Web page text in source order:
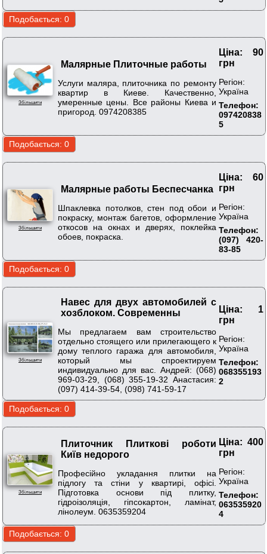
Збільшити
Малярные Плиточные работы
Услуги маляра, плиточника по ремонту
квартир в Киеве. Качественно,
умеренные цены. Все районы Киева и
пригород. 0974208385
Ціна: 90
грн
Регіон:
Україна
Телефон:
097420838
5
Збільшити
Малярные работы Беспесчанка
Шпаклевка потолков, стен под обои и
покраску, монтаж багетов, оформление
откосов на окнах и дверях, поклейка
обоев, покраска.
Ціна: 60
грн
Регіон:
Україна
Телефон:
(097) 420-
83-85
Збільшити
Навес для двух автомобилей с
хозблоком. Современны
Мы предлагаем вам строительство
отдельно стоящего или прилегающего к
дому теплого гаража для автомобиля,
который мы спроектируем
индивидуально для вас. Андрей: (068)
969-03-29, (068) 355-19-32 Анастасия:
(097) 414-39-54, (098) 741-59-17
Ціна: 1
грн
Регіон:
Україна
Телефон:
068355193
2
Збільшити
Плиточник Плиткові роботи
Київ недорого
Професійно укладання плитки на
підлогу та стіни у квартирі, офісі.
Підготовка основи під плитку,
гідроізоляція, гіпсокартон, ламінат,
лінолеум. 0635359204
Ціна: 400
грн
Регіон:
Україна
Телефон:
063535920
4